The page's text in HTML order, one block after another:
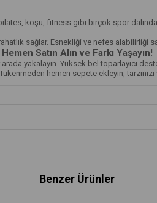
koşu, fitness gibi birçok spor
sağlar. Esnekliği ve nefes alabilirliği
Hemen Satın Alın ve Farkı Yaşayın!
yakalayın. Yüksek bel toparlayıcı
hemen sepete ekleyin, tarzınızı
Benzer Ürünler